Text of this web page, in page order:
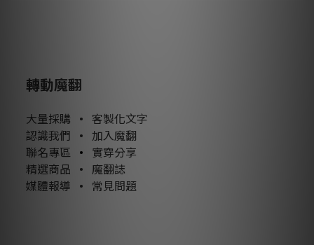
轉動魔翻
大量採購 •
客製化文字
認識我們 •
加入魔翻
聯名專區 •
實穿分享
精選商品 • 魔翻誌
媒體報導
• 常見問題